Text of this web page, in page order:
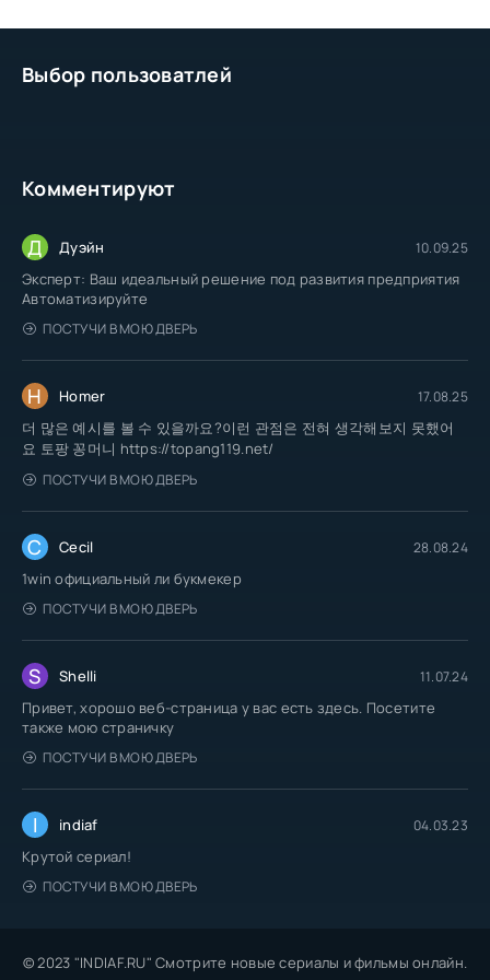
Выбор пользоватлей
Комментируют
Д Дуэйн 10.09.25
Эксперт: Ваш идеальный решение под развития предприятия
Автоматизируйте
ПОСТУЧИ В МОЮ ДВЕРЬ
H Homer 17.08.25
더 많은 예시를 볼 수 있을까요?이런 관점은 전혀 생각해보지 못했어
요 토팡 꽁머니 https://topang119.net/
ПОСТУЧИ В МОЮ ДВЕРЬ
C Cecil 28.08.24
1win официальный ли букмекер
ПОСТУЧИ В МОЮ ДВЕРЬ
S Shelli 11.07.24
Привет, хорошо веб-страница у вас есть здесь. Посетите
также мою страничку
ПОСТУЧИ В МОЮ ДВЕРЬ
I indiaf 04.03.23
Крутой сериал!
ПОСТУЧИ В МОЮ ДВЕРЬ
© 2023 "INDIAF.RU" Смотрите новые сериалы и фильмы онлайн.